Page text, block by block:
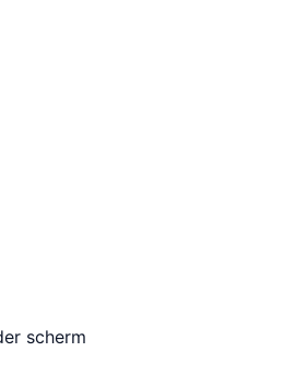
scherm